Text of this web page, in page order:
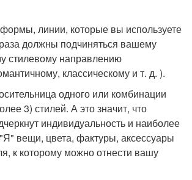
линии, которые вы используете
должны подчиняться вашему
стилевому направлению
классическому и т. д. ).
одного или комбинации
3) стилей. А это значит, что
индивидуальность и наиболее
вещи, цвета, фактуры, аксессуары
к которому можно отнести вашу